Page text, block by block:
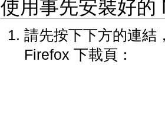
使用事先安裝好的
請先按下下方的連結
Firefox 下載頁：